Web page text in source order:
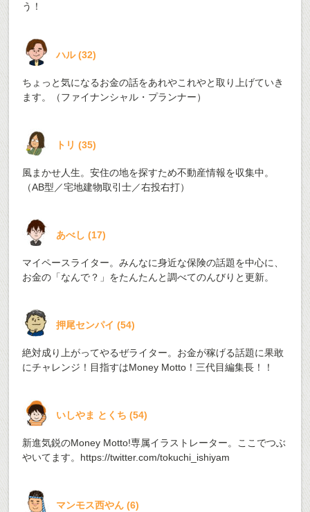
う！
ハル(32)
ちょっと気になるお金の話をあれやこれやと取り上げていき
ます。（ファイナンシャル・プランナー）
トリ(35)
風まかせ人生。安住の地を探すため不動産情報を収集中。
（AB型／宅地建物取引士／右投右打）
あべし(17)
マイペースライター。みんなに身近な保険の話題を中心に、
お金の「なんで？」をたんたんと調べてのんびりと更新。
押尾センパイ(54)
絶対成り上がってやるぜライター。お金が稼げる話題に果敢
にチャレンジ！目指すはMoney Motto！三代目編集長！！
いしやま とくち(54)
新進気鋭のMoney Motto!専属イラストレーター。ここでつぶ
やいてます。 https://twitter.com/tokuchi_ishiyam
マンモス西やん(6)